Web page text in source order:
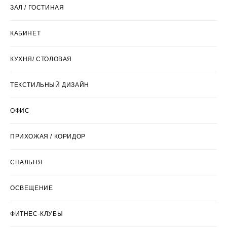
ЗАЛ / ГОСТИНАЯ
КАБИНЕТ
КУХНЯ/ СТОЛОВАЯ
ТЕКСТИЛЬНЫЙ ДИЗАЙН
ОФИС
ПРИХОЖАЯ / КОРИДОР
СПАЛЬНЯ
ОСВЕЩЕНИЕ
ФИТНЕС-КЛУБЫ